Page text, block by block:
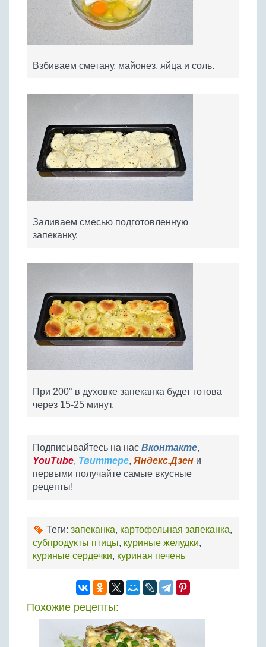
Взбиваем сметану, майонез, яйца и соль.
Заливаем смесью подготовленную
запеканку.
При 200° в духовке запеканка будет готова
через 15-25 минут.
Подписывайтесь на нас Вконтакте,
YouTube, Твиттере, Яндекс.Дзен и
первыми получайте самые вкусные
рецепты!
Теги: запеканка, картофельная запеканка,
субпродукты птицы, куриные желудки,
куриные сердечки, куриная печень
Похожие рецепты: